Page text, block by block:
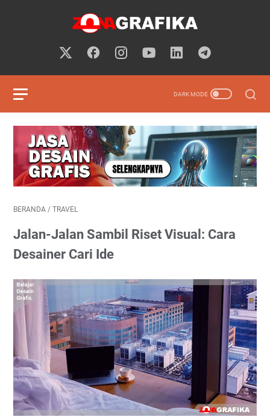
BERANDA / TRAVEL
Jalan-Jalan Sambil Riset Visual: Cara
Desainer Cari Ide